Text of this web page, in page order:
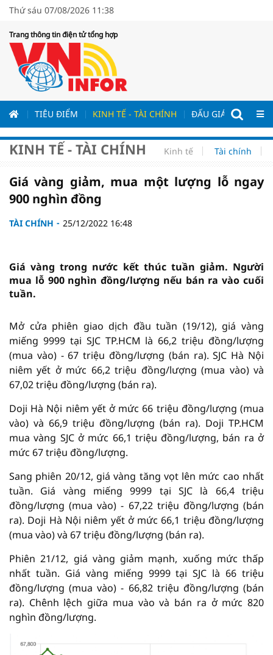
Thứ sáu 07/08/2026 11:38
Trang thông tin điện tử tổng hợp
TIÊU ĐIỂM KINH TẾ - TÀI CHÍNH ĐẤU GIÁ - ĐẤU
KINH TẾ - TÀI CHÍNH Kinh tế Tài chính
Giá vàng giảm, mua một lượng lỗ ngay
900 nghìn đồng
TÀI CHÍNH 25/12/2022 16:48
Giá vàng trong nước kết thúc tuần giảm. Người
mua lỗ 900 nghìn đồng/lượng nếu bán ra vào cuối
tuần.
Mở cửa phiên giao dịch đầu tuần (19/12), giá vàng
miếng 9999 tại SJC TP.HCM là 66,2 triệu đồng/lượng
(mua vào) - 67 triệu đồng/lượng (bán ra). SJC Hà Nội
niêm yết ở mức 66,2 triệu đồng/lượng (mua vào) và
67,02 triệu đồng/lượng (bán ra).
Doji Hà Nội niêm yết ở mức 66 triệu đồng/lượng (mua
vào) và 66,9 triệu đồng/lượng (bán ra). Doji TP.HCM
mua vàng SJC ở mức 66,1 triệu đồng/lượng, bán ra ở
mức 67 triệu đồng/lượng.
Sang phiên 20/12, giá vàng tăng vọt lên mức cao nhất
tuần. Giá vàng miếng 9999 tại SJC là 66,4 triệu
đồng/lượng (mua vào) - 67,22 triệu đồng/lượng (bán
ra). Doji Hà Nội niêm yết ở mức 66,1 triệu đồng/lượng
(mua vào) và 67 triệu đồng/lượng (bán ra).
Phiên 21/12, giá vàng giảm mạnh, xuống mức thấp
nhất tuần. Giá vàng miếng 9999 tại SJC là 66 triệu
đồng/lượng (mua vào) - 66,82 triệu đồng/lượng (bán
ra). Chênh lệch giữa mua vào và bán ra ở mức 820
nghìn đồng/lượng.